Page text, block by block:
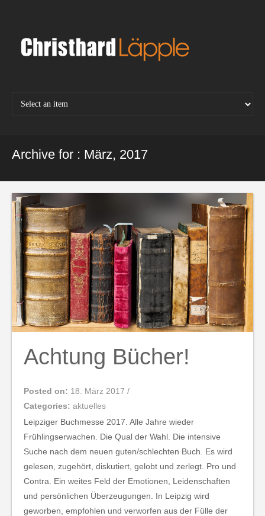
Archive for : März, 2017
Achtung Bücher!
Posted on: 18. März 2017 /
Categories: aktuelles
Leipziger Buchmesse 2017. Alle Jahre wieder
Frühlingserwachen. Die Qual der Wahl. Die intensive
Suche nach dem neuen guten/schlechten Buch. Es wird
gelesen, zugehört, diskutiert, gelobt und zerlegt. Pro und
Contra. Ein weites Feld der Emotionen, Leidenschaften
und persönlichen Überzeugungen. In Leipzig wird
geworben, empfohlen und verworfen aus der Fülle der